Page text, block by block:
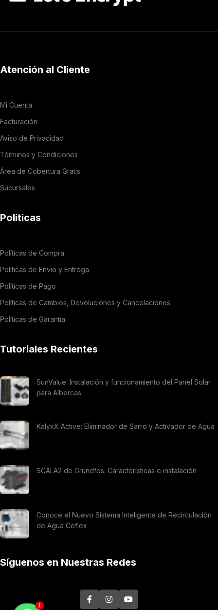
Atención al Cliente
Mi Cuenta
Facturación
Aviso de Privacidad
Términos y Condiciones
Área de Cobertura Gratis
Sucursales
Políticas
Políticas de Compra
Politicas de Envio y Entrega
Políticas de Pago
Políticas de Cambios, Devoluciones y Cancelaciones
Políticas de Garantía
Tutoriales Recientes
SunValue: Instalación y funcionamiento del Panel Solar
para Albercas
KalyxX Active: Eliminador de Sarro y Activador de Agua
SCALA2 de Grundfos: Características e instalación
Conoce el Nuevo Sistema Inteligente de Recirculación
de Agua Coflex
Síguenos en Nuestras Redes
1